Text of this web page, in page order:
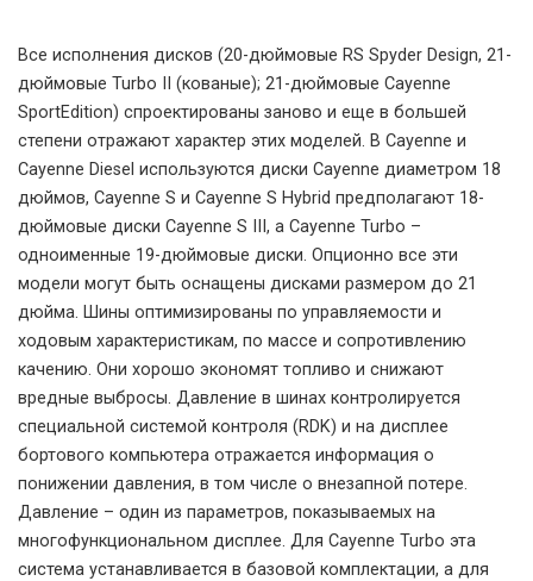
Все исполнения дисков (20-дюймовые RS Spyder Design, 21-
дюймовые Turbo II (кованые); 21-дюймовые Cayenne
SportEdition) спроектированы заново и еще в большей
степени отражают характер этих моделей. В Cayenne и
Cayenne Diesel используются диски Cayenne диаметром 18
дюймов, Cayenne S и Cayenne S Hybrid предполагают 18-
дюймовые диски Cayenne S III, а Cayenne Turbo –
одноименные 19-дюймовые диски. Опционно все эти
модели могут быть оснащены дисками размером до 21
дюйма. Шины оптимизированы по управляемости и
ходовым характеристикам, по массе и сопротивлению
качению. Они хорошо экономят топливо и снижают
вредные выбросы. Давление в шинах контролируется
специальной системой контроля (RDK) и на дисплее
бортового компьютера отражается информация о
понижении давления, в том числе о внезапной потере.
Давление – один из параметров, показываемых на
многофункциональном дисплее. Для Cayenne Turbo эта
система устанавливается в базовой комплектации, а для